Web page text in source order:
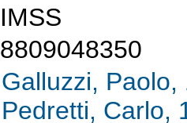
IMSS
8809048350
Galluzzi, Paolo,
Pedretti, Carlo,